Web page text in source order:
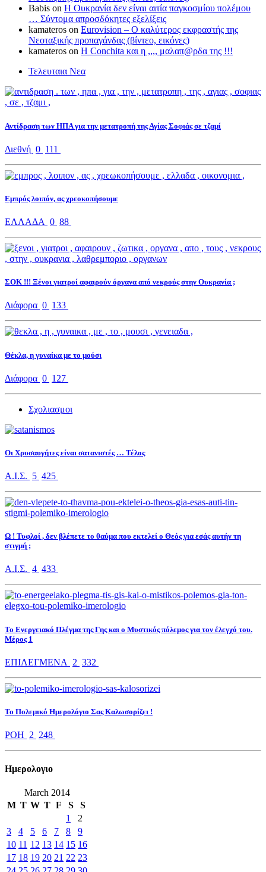
Babis on Η Ουκρανία δεν είναι αιτία παγκοσμίου πολέμου
… Σύντομα απροσδόκητες εξελίξεις
kamateros on Eurovision – Ο καλύτερος εκφραστής της
Νεοταξικής προπαγάνδας (βίντεο, εικόνες)
kamateros on Η Conchita και η ,,,, μαλαπ@ρδα της !!!
Τελευταια Νεα
Αντίδραση των ΗΠΑ για την μετατροπή της Αγίας Σοφιάς σε τζαμί
Διεθνή 0 111
Εμπρός λοιπόν, ας χρεοκοπήσουμε
ΕΛΛΑΔΑ 0 88
ΣΟΚ !!! Ξένοι γιατροί αφαιρούν όργανα από νεκρούς στην Ουκρανία ;
Διάφορα 0 133
Θέκλα, η γυναίκα με το μούσι
Διάφορα 0 127
Σχολιασμοι
Οι Χρυσαυγήτες είναι σατανιστές … Τέλος
Α.Ι.Σ. 5 425
Ω ! Τυφλοί , δεν βλέπετε το θαύμα που εκτελεί ο Θεός για εσάς αυτήν τη
στιγμή ;
Α.Ι.Σ. 4 433
Το Ενεργειακό Πλέγμα της Γης και ο Μυστικός πόλεμος για τον έλεγχό του.
Μέρος 1
ΕΠΙΛΕΓΜΕΝΑ 2 332
Το Πολεμικό Ημερολόγιο Σας Καλωσορίζει !
ΡΟΗ 2 248
Ημερολoγιο
March 2014
M T W T F S
S
1
2
3
4 5 6 7 8
9
10 11 12 13 14 15 16
17 18 19 20 21 22 23